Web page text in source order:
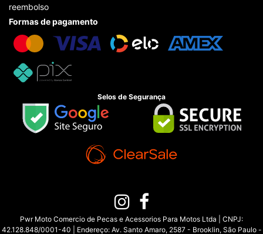
reembolso
Formas de pagamento
Selos de Segurança
Pwr Moto Comercio de Pecas e Acessorios Para Motos Ltda | CNPJ:
42.128.848/0001-40 | Endereço: Av. Santo Amaro, 2587 - Brooklin, São Paulo -